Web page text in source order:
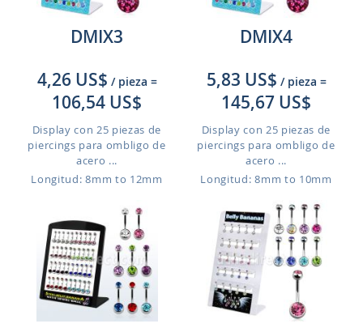
DMIX3
4,26 US$ / pieza =
106,54 US$
Display con 25 piezas de
piercings para ombligo de
acero ...
Longitud: 8mm to 12mm
DMIX4
5,83 US$ / pieza =
145,67 US$
Display con 25 piezas de
piercings para ombligo de
acero ...
Longitud: 8mm to 10mm